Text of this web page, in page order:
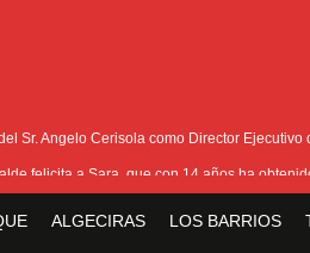
Sr. Angelo Cerisola como Director
felicita a Sara, que con 14 años ha
ALGECIRAS LOS BARRIOS